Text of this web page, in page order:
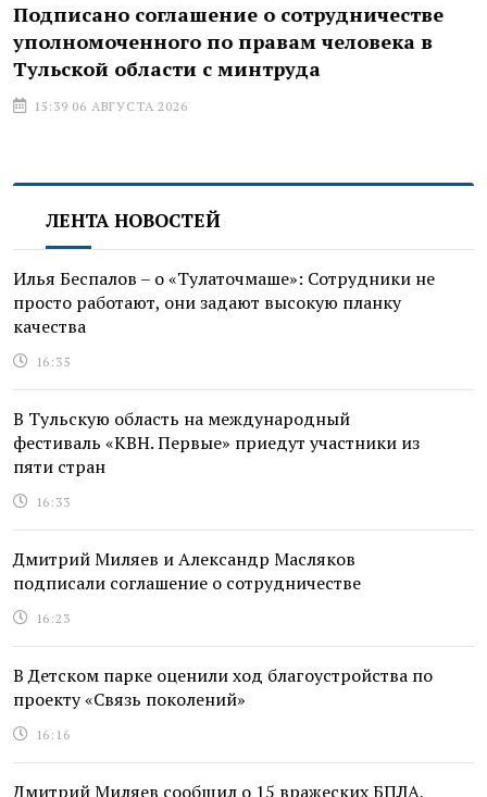
Подписано соглашение о сотрудничестве
уполномоченного по правам человека в
Тульской области с минтруда
15:39 06 АВГУСТА 2026
ЛЕНТА НОВОСТЕЙ
Илья Беспалов – о «Тулаточмаше»: Сотрудники не
просто работают, они задают высокую планку
качества
16:35
В Тульскую область на международный
фестиваль «КВН. Первые» приедут участники из
пяти стран
16:33
Дмитрий Миляев и Александр Масляков
подписали соглашение о сотрудничестве
16:23
В Детском парке оценили ход благоустройства по
проекту «Связь поколений»
16:16
Дмитрий Миляев сообщил о 15 вражеских БПЛА,